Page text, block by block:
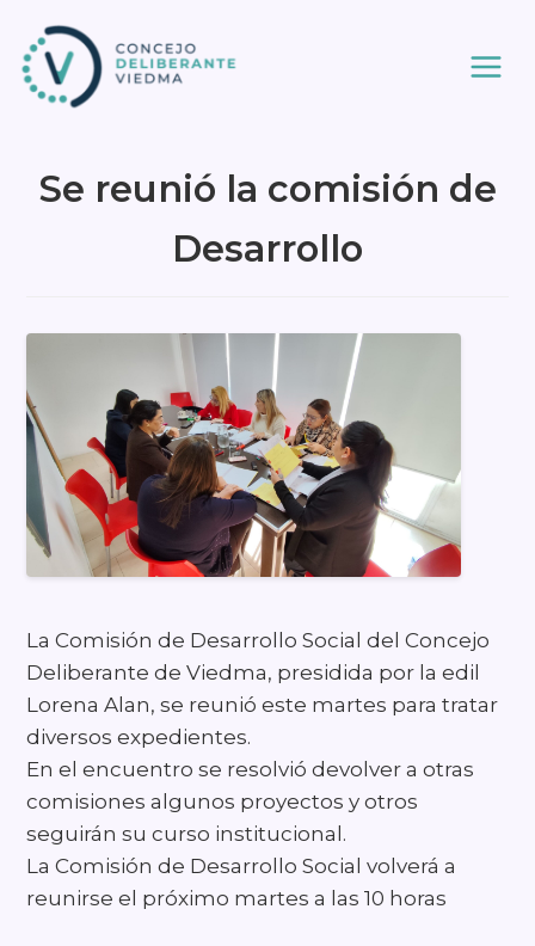
contenido
Se reunió la comisión de
Desarrollo
La Comisión de Desarrollo Social del Concejo
Deliberante de Viedma, presidida por la edil
Lorena Alan, se reunió este martes para tratar
diversos expedientes.
En el encuentro se resolvió devolver a otras
comisiones algunos proyectos y otros
seguirán su curso institucional.
La Comisión de Desarrollo Social volverá a
reunirse el próximo martes a las 10 horas